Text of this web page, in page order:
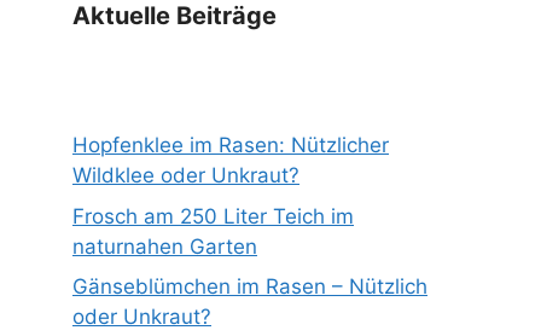
Aktuelle Beiträge
Hopfenklee im Rasen: Nützlicher
Wildklee oder Unkraut?
Frosch am 250 Liter Teich im
naturnahen Garten
Gänseblümchen im Rasen – Nützlich
oder Unkraut?